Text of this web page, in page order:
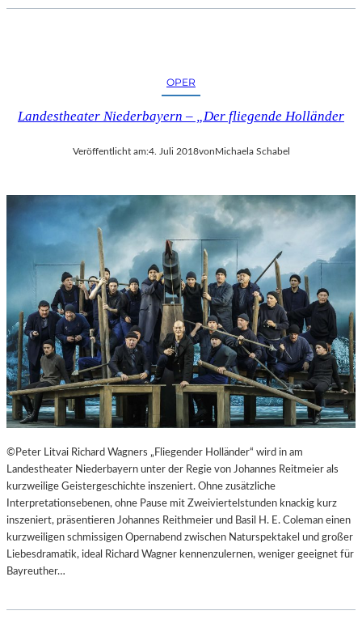
OPER
Landestheater Niederbayern – „Der fliegende Holländer
Veröffentlicht am:4. Juli 2018vonMichaela Schabel
©Peter Litvai Richard Wagners „Fliegender Holländer“ wird in am
Landestheater Niederbayern unter der Regie von Johannes Reitmeier als
kurzweilige Geistergeschichte inszeniert. Ohne zusätzliche
Interpretationsebenen, ohne Pause mit Zweiviertelstunden knackig kurz
inszeniert, präsentieren Johannes Reithmeier und Basil H. E. Coleman einen
kurzweiligen schmissigen Opernabend zwischen Naturspektakel und großer
Liebesdramatik, ideal Richard Wagner kennenzulernen, weniger geeignet für
Bayreuther…